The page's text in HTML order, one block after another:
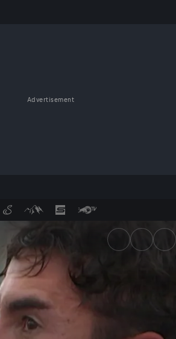
Advertisement
Be Only One |